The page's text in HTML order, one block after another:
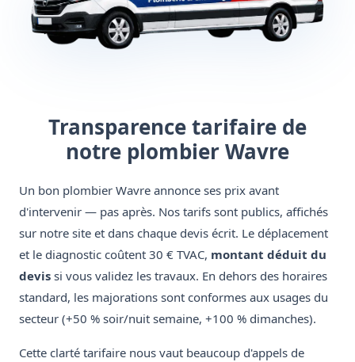
Transparence tarifaire de
notre plombier Wavre
Un bon plombier Wavre annonce ses prix avant
d'intervenir — pas après. Nos tarifs sont publics, affichés
sur notre site et dans chaque devis écrit. Le déplacement
et le diagnostic coûtent 30 € TVAC, montant déduit du
devis si vous validez les travaux. En dehors des horaires
standard, les majorations sont conformes aux usages du
secteur (+50 % soir/nuit semaine, +100 % dimanches).
Cette clarté tarifaire nous vaut beaucoup d'appels de